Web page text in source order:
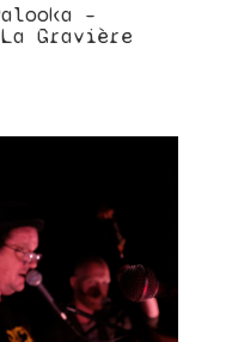
–
Gravière